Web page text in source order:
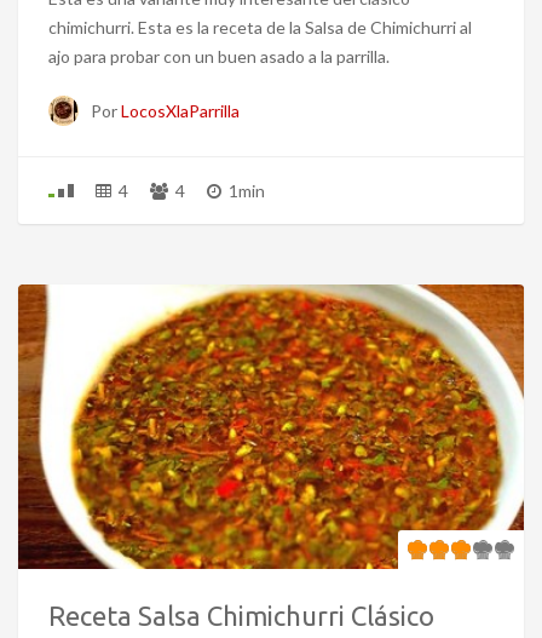
chimichurri. Esta es la receta de la Salsa de Chimichurri al
ajo para probar con un buen asado a la parrilla.
PorLocosXlaParrilla
4 4 1min
Receta Salsa Chimichurri Clásico